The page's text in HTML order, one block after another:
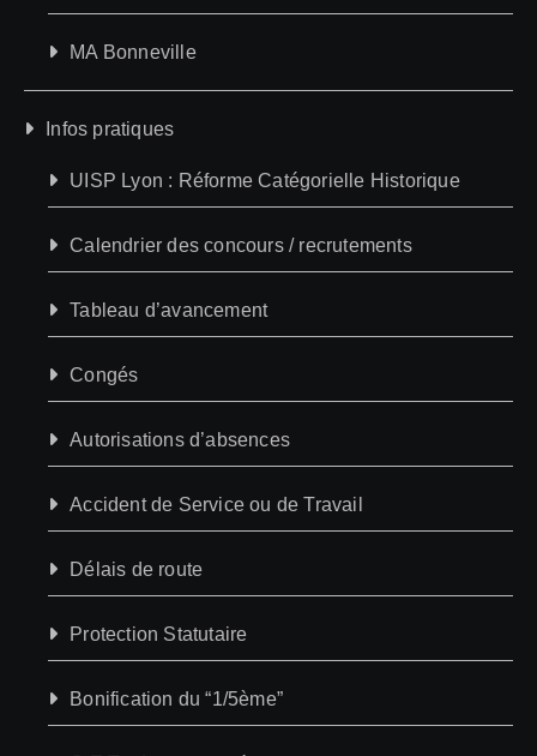
MA Bonneville
Infos pratiques
UISP Lyon : Réforme Catégorielle Historique
Calendrier des concours / recrutements
Tableau d’avancement
Congés
Autorisations d’absences
Accident de Service ou de Travail
Délais de route
Protection Statutaire
Bonification du “1/5ème”